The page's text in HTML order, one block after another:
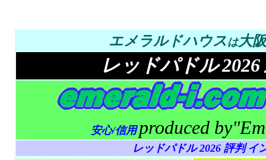
エメラルドハウスは大阪
レッドパドル2026
安心/信用 produced by
レッドパドル 2026評判 イ